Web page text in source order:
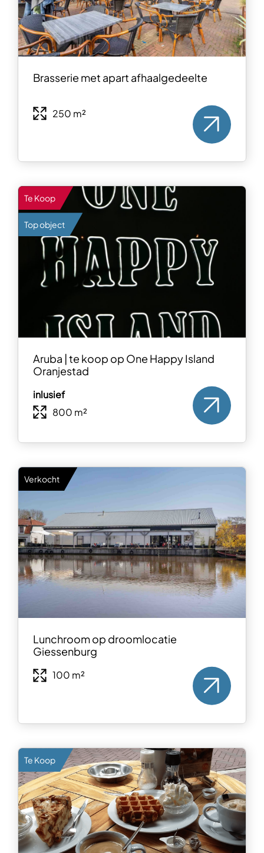
Brasserie met apart afhaalgedeelte
250 m²
Te Koop
Top object
Aruba | te koop op One Happy Island
Oranjestad
inlusief
800 m²
Verkocht
Lunchroom op droomlocatie
Giessenburg
100 m²
Te Koop